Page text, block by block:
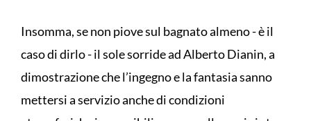
Insomma, se non piove sul bagnato almeno - è il
caso di dirlo - il sole sorride ad Alberto Dianin, a
dimostrazione che l’ingegno e la fantasia sanno
mettersi a servizio anche di condizioni